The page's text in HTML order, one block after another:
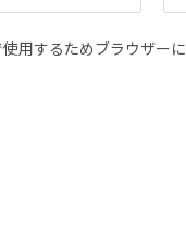
用するためブラウザー